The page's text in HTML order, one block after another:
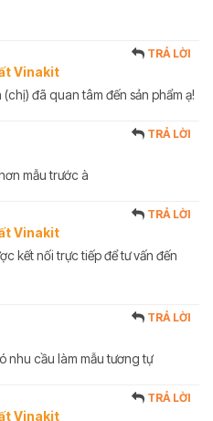
Vinakit
TRẢ LỜI
đã quan tâm đến sản phẩm ạ!
TRẢ LỜI
mẫu trước à
Vinakit
TRẢ LỜI
kết nối trực tiếp để tư vấn đến
TRẢ LỜI
nhu cầu làm mẫu tương tự
Vinakit
TRẢ LỜI